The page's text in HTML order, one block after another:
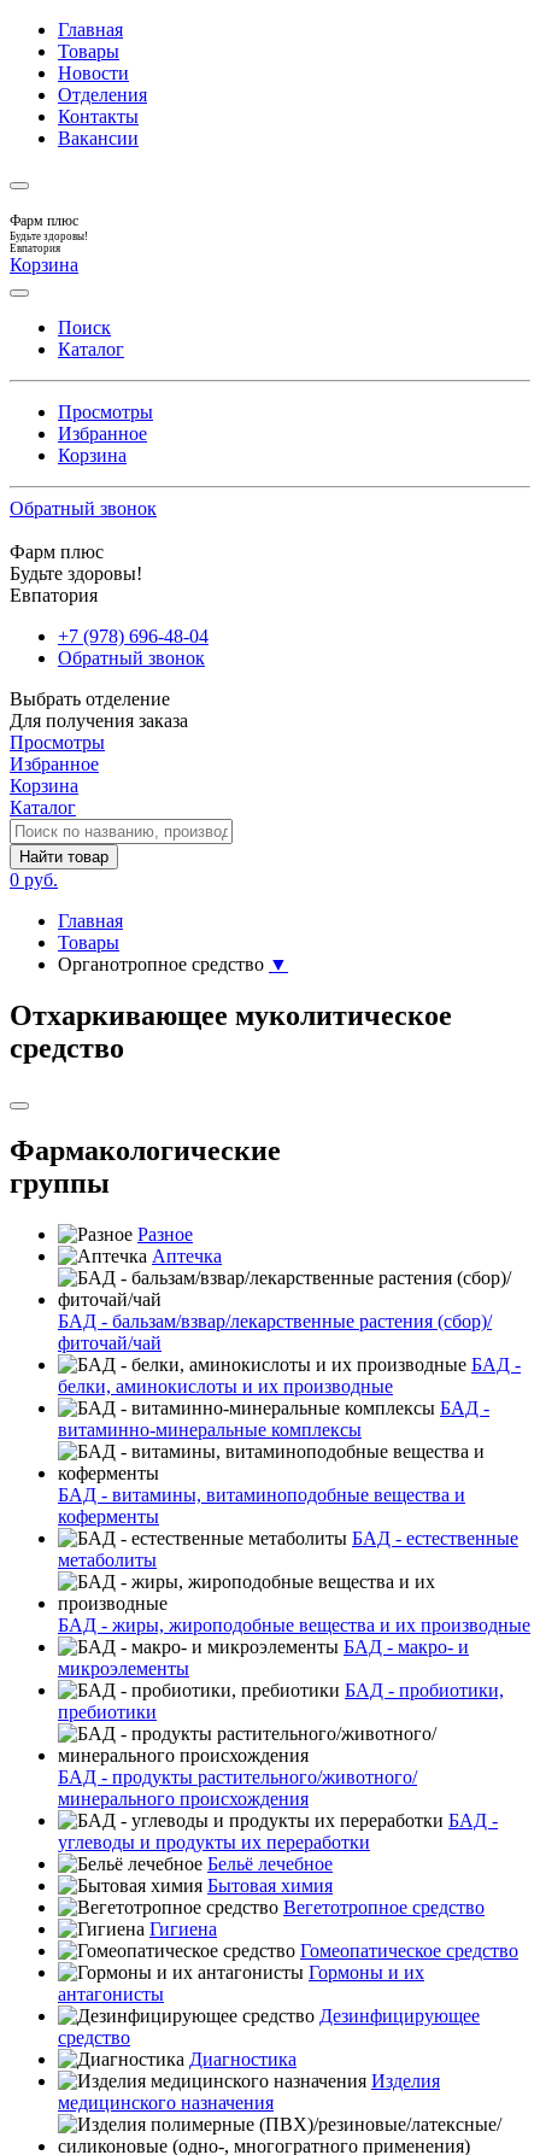
Главная
Товары
Новости
Отделения
Контакты
Вакансии
Фарм плюс
Будьте здоровы!
Евпатория
Корзина
Поиск
Каталог
Просмотры
Избранное
Корзина
Обратный звонок
Фарм плюс
Будьте здоровы!
Евпатория
+7 (978) 696-48-04
Обратный звонок
Выбрать отделение
Для получения заказа
Просмотры
Избранное
Корзина
Каталог
Найти товар
0 руб.
Главная
Товары
Органотропное средство ▼
Отхаркивающее муколитическое
средство
Фармакологические
группы
Разное
Аптечка
БАД - бальзам/взвар/лекарственные растения (сбор)/
фиточай/чай
БАД -
белки, аминокислоты и их производные
БАД -
витаминно-минеральные комплексы
БАД - витамины, витаминоподобные вещества и
коферменты
БАД - естественные
метаболиты
БАД - жиры, жироподобные вещества и их производные
БАД - макро- и
микроэлементы
БАД - пробиотики,
пребиотики
БАД - продукты растительного/животного/
минерального происхождения
БАД -
углеводы и продукты их переработки
Бельё лечебное
Бытовая химия
Вегетотропное средство
Гигиена
Гомеопатическое средство
Гормоны и их
антагонисты
Дезинфицирующее
средство
Диагностика
Изделия
медицинского назначения